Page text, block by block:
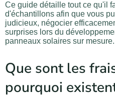
Ce guide détaille tout ce qu'il
d'échantillons afin que vous
judicieux, négocier
surprises lors du
panneaux solaires sur mesure.
Que sont les
pourquoi